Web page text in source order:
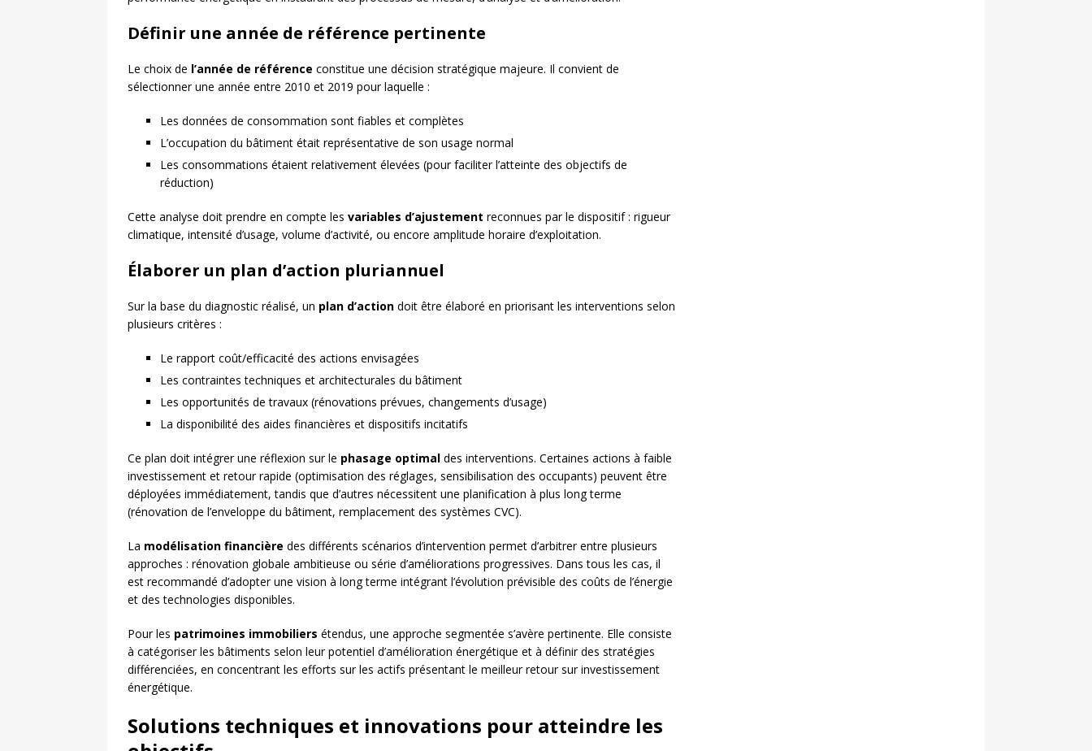
Définir une année de référence pertinente
Le choix de l’année de référence constitue une décision stratégique majeure. Il convient de
sélectionner une année entre 2010 et 2019 pour laquelle :
Les données de consommation sont fiables et complètes
L’occupation du bâtiment était représentative de son usage normal
Les consommations étaient relativement élevées (pour faciliter l’atteinte des objectifs de
réduction)
Cette analyse doit prendre en compte les variables d’ajustement reconnues par le dispositif : rigueur
climatique, intensité d’usage, volume d’activité, ou encore amplitude horaire d’exploitation.
Élaborer un plan d’action pluriannuel
Sur la base du diagnostic réalisé, un plan d’action doit être élaboré en priorisant les interventions selon
plusieurs critères :
Le rapport coût/efficacité des actions envisagées
Les contraintes techniques et architecturales du bâtiment
Les opportunités de travaux (rénovations prévues, changements d’usage)
La disponibilité des aides financières et dispositifs incitatifs
Ce plan doit intégrer une réflexion sur le phasage optimal des interventions. Certaines actions à faible
investissement et retour rapide (optimisation des réglages, sensibilisation des occupants) peuvent être
déployées immédiatement, tandis que d’autres nécessitent une planification à plus long terme
(rénovation de l’enveloppe du bâtiment, remplacement des systèmes CVC).
La modélisation financière des différents scénarios d’intervention permet d’arbitrer entre plusieurs
approches : rénovation globale ambitieuse ou série d’améliorations progressives. Dans tous les cas, il
est recommandé d’adopter une vision à long terme intégrant l’évolution prévisible des coûts de l’énergie
et des technologies disponibles.
Pour les patrimoines immobiliers étendus, une approche segmentée s’avère pertinente. Elle consiste
à catégoriser les bâtiments selon leur potentiel d’amélioration énergétique et à définir des stratégies
différenciées, en concentrant les efforts sur les actifs présentant le meilleur retour sur investissement
énergétique.
Solutions techniques et innovations pour atteindre les